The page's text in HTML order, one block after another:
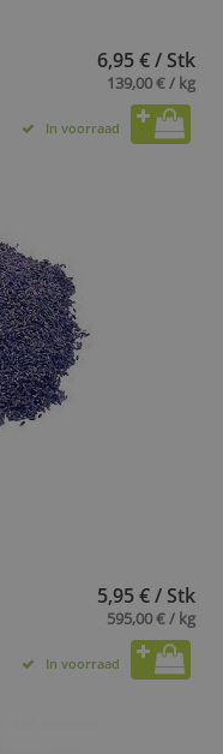
6,95 € / Stk
139,00 € / kg
In voorraad
5,95 € / Stk
595,00 € / kg
In voorraad